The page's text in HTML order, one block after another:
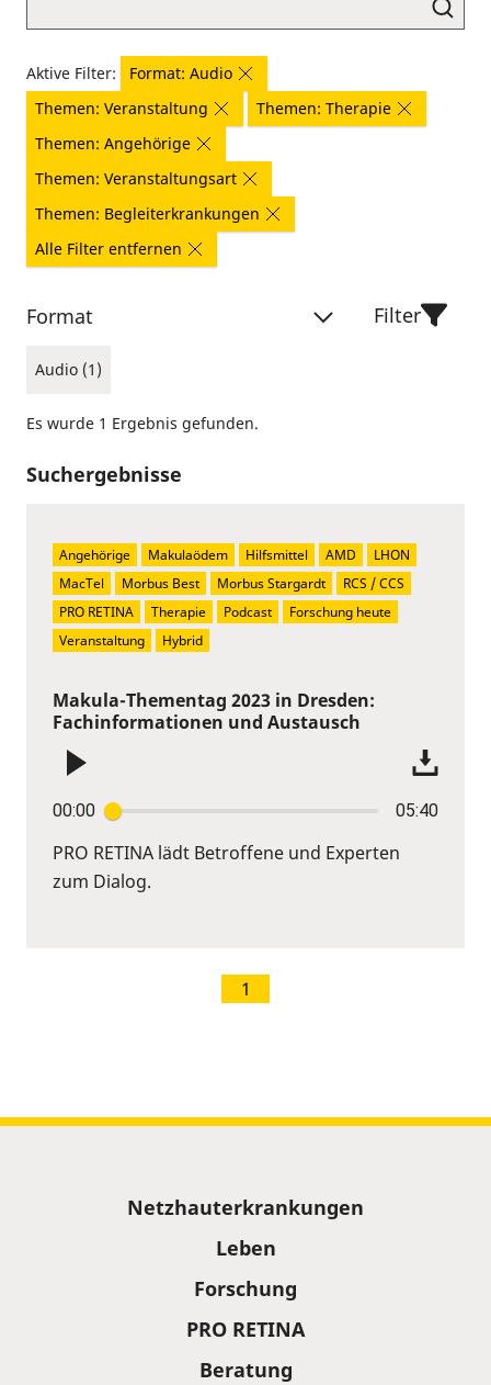
Aktive Filter:
Format: Audio
Themen: Veranstaltung
Themen: Therapie
Themen: Angehörige
Themen: Veranstaltungsart
Themen: Begleiterkrankungen
Alle Filter entfernen
Format
Audio (1)
Filter
Es wurde 1 Ergebnis gefunden.
Suchergebnisse
Makula-Thementag 2023 in Dresden:
Fachinformationen und Austausch
00:00 05:40
PRO RETINA lädt Betroffene und Experten
zum Dialog.
Angehörige Makulaödem Hilfsmittel AMD
LHON
MacTel
Morbus Best Morbus Stargardt
RCS / CCS
PRO RETINA
Therapie Podcast
Forschung heute
Veranstaltung
Hybrid
1
Netzhauterkrankungen
Leben
Forschung
PRO RETINA
Beratung